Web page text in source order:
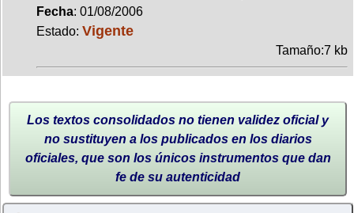
Fecha: 01/08/2006
Estado: Vigente
Tamaño:7 kb
Los textos consolidados no tienen validez oficial y
no sustituyen a los publicados en los diarios
oficiales, que son los únicos instrumentos que dan
fe de su autenticidad